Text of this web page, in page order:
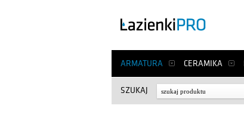
ARMATURA CERAMIKA
SZUKAJ